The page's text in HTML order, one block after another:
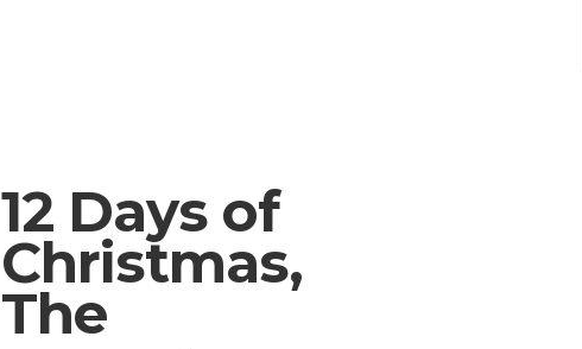
12 Days of
Christmas,
The